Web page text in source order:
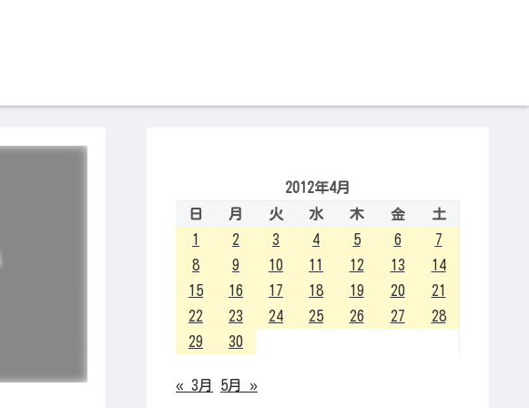
2012年4月
日
月 火 水 木 金
土
1
2 3 4 5 6
7
8
9 10 11 12 13
14
15
16 17 18 19 20
21
22
23 24 25 26 27
28
29
30
« 3月 5月 »